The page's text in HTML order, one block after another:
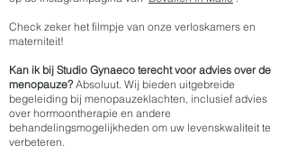
Check zeker het filmpje van onze verloskamers en
materniteit!
Kan ik bij Studio Gynaeco terecht voor advies over de
menopauze? Absoluut. Wij bieden uitgebreide
begeleiding bij menopauzeklachten, inclusief advies
over hormoontherapie en andere
behandelingsmogelijkheden om uw levenskwaliteit te
verbeteren.